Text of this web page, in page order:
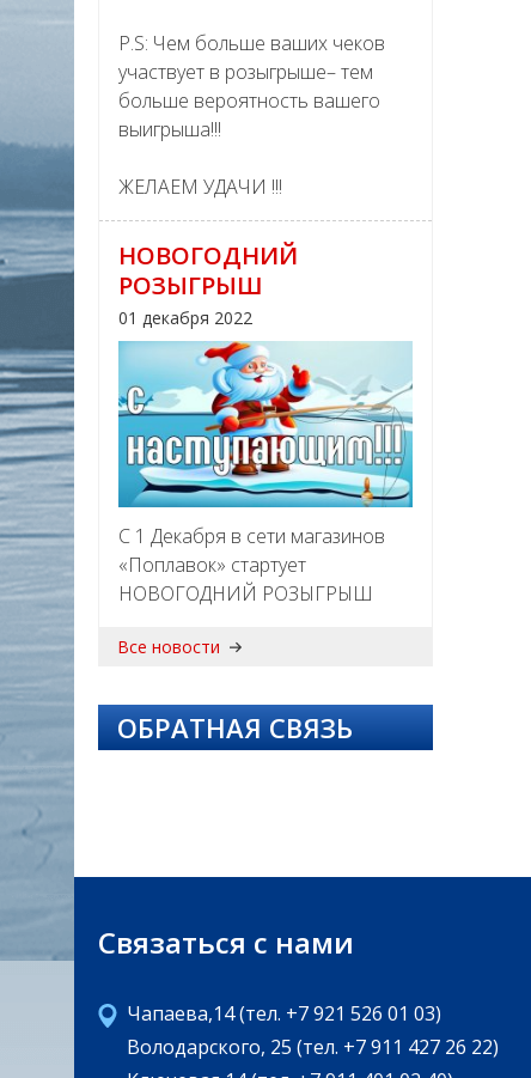
P.S: Чем больше ваших чеков
участвует в розыгрыше– тем
больше вероятность вашего
выигрыша!!!
ЖЕЛАЕМ УДАЧИ !!!
НОВОГОДНИЙ
РОЗЫГРЫШ
01 декабря 2022
С 1 Декабря в сети магазинов
«Поплавок» стартует
НОВОГОДНИЙ РОЗЫГРЫШ
Все новости
ОБРАТНАЯ СВЯЗЬ
Связаться с нами
Чапаева,14 (тел. +7 921 526 01 03)
Володарского, 25 (тел. +7 911 427 26 22)